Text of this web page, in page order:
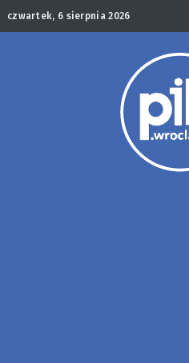
czwartek, 6 sierpnia 2026